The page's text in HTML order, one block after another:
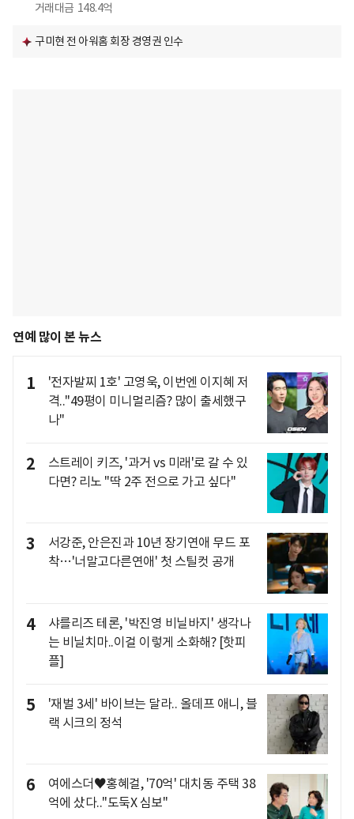
거래대금 148.4억
구미현 전 아워홈 회장 경영권 인수
연예 많이 본 뉴스
1
'전자발찌 1호' 고영욱, 이번엔 이지혜 저
격.."49평이 미니멀리즘? 많이 출세했구
나"
2
스트레이 키즈, '과거 vs 미래'로 갈 수 있
다면? 리노 "딱 2주 전으로 가고 싶다"
3
서강준, 안은진과 10년 장기연애 무드 포
착…'너말고다른연애' 첫 스틸컷 공개
4
샤를리즈 테론, '박진영 비닐바지' 생각나
는 비닐치마..이걸 이렇게 소화해? [핫피
플]
5
'재벌 3세' 바이브는 달라.. 올데프 애니, 블
랙 시크의 정석
6
여에스더♥홍혜걸, '70억' 대치동 주택 38
억에 샀다.."도둑X 심보"